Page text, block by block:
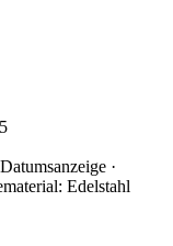
·
Edelstahl